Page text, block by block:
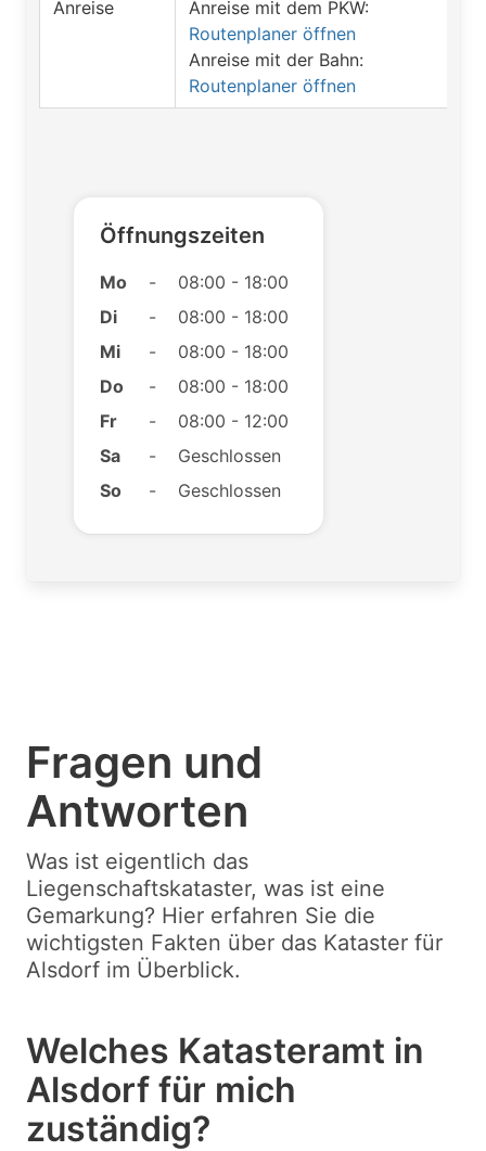
Anreise
Anreise mit dem PKW:
Routenplaner öffnen
Anreise mit der Bahn:
Routenplaner öffnen
Öffnungszeiten
Mo -
08:00 - 18:00
Di
-
08:00 - 18:00
Mi
-
08:00 - 18:00
Do
-
08:00 - 18:00
Fr
-
08:00 - 12:00
Sa
-
Geschlossen
So
- Geschlossen
Fragen und
Antworten
Was ist eigentlich das
Liegenschaftskataster, was ist eine
Gemarkung? Hier erfahren Sie die
wichtigsten Fakten über das Kataster für
Alsdorf im Überblick.
Welches Katasteramt in
Alsdorf für mich
zuständig?